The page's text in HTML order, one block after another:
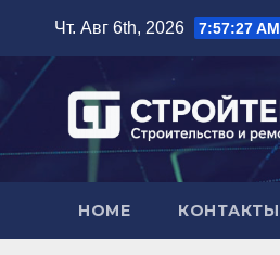
содержимому
Чт. Авг 6th, 2026 7:57:28 AM
HOME КОНТАКТЫ